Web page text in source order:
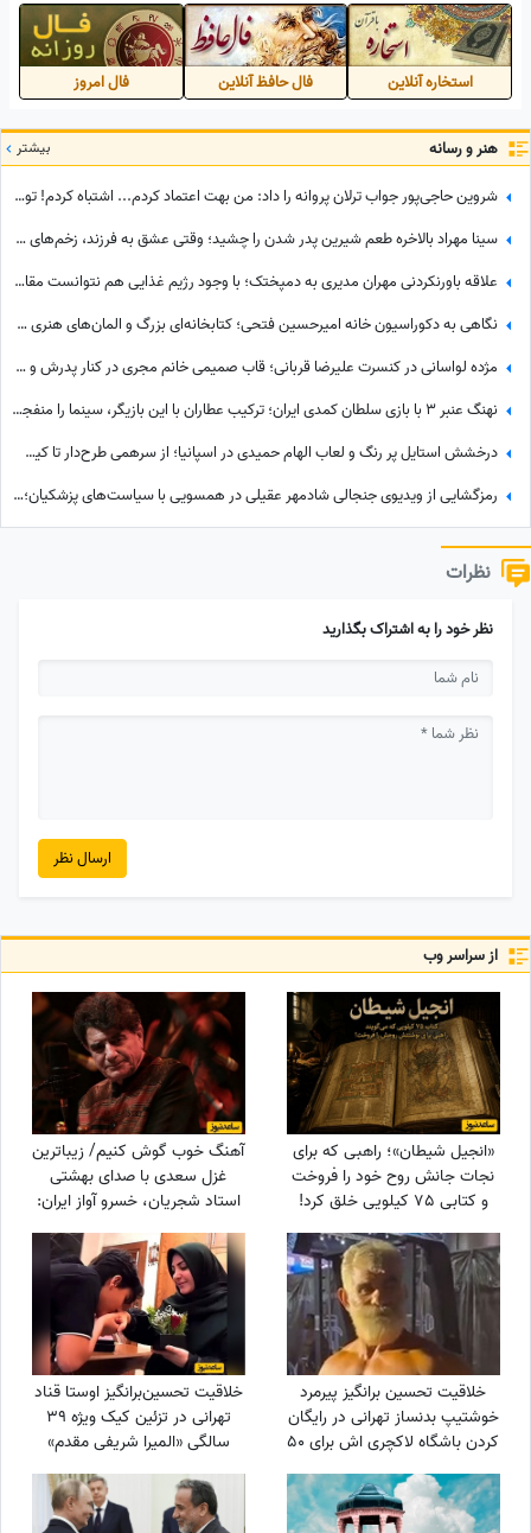
نمیاره؟
استخاره آنلاین فال حافظ آنلاین فال امروز
هنر و رسانه بیشتر
شروین حاجی‌پور جواب ترلان پروانه را داد: من بهت اعتماد کردم... اشتباه کردم! تو برای من آخرین امید بودی...
سینا مهراد بالاخره طعم شیرین پدر شدن را چشید؛ وقتی عشق به فرزند، زخم‌های کهنه را شست و در نهایت همان چیزی نصیبش شد که مردها از زندگی می‌خواهند!
علاقه باورنکردنی مهران مدیری به دمپختک؛ با وجود رژیم غذایی هم نتوانست مقاومت کند! + ویدئو
نگاهی به دکوراسیون خانه امیرحسین فتحی؛ کتابخانه‌ای بزرگ و المان‌های هنری که همه را غافلگیر کرد/ بیخود نیست بهش میگن آقازاده سینمای ایران
مژده لواسانی در کنسرت علیرضا قربانی؛ قاب صمیمی خانم مجری در کنار پدرش و خواننده محبوب
نهنگ عنبر 3 با بازی سلطان کمدی ایران؛ ترکیب عطاران با این بازیگر، سینما را منفجر می‌کند / جایگزین مهناز افشار کیست؟
درخشش استایل پر رنگ و لعاب الهام حمیدی در اسپانیا؛ از سرهمی طرح‌دار تا کیف لویی ویتون که با دیدنش چشماتون اکلیلی میشه+عکس
رمزگشایی از ویدیوی جنجالی شادمهر عقیلی در همسویی با سیاست‌های پزشکیان؛ آیا «گل یاس» بلیت برگشت به خانه است؟
نظرات
نظر خود را به اشتراک بگذارید
ارسال نظر
از سراسر وب
«انجیل شیطان»؛ راهبی که برای
نجات جانش روح خود را فروخت
و کتابی 75 کیلویی خلق کرد!
آهنگ خوب گوش کنیم/ زیباترین
غزل سعدی با صدای بهشتی
استاد شجریان، خسرو آواز ایران:
چنان در قید مهرت پای بندم که
گویی آهوی...
خلاقیت تحسین برانگیز پیرمرد
خوشتیپ بدنساز تهرانی در رایگان
کردن باشگاه لاکچری اش برای 50
سال به بالا حماسه آفرید +فیلم/
عجب استایلی داری آقا محتشم
خودت یک پا هادی چوپان هستی
خلاقیت تحسین‌برانگیز اوستا قناد
تهرانی در تزئین کیک ویژه 39
سالگی «المیرا شریفی مقدم»
حماسه آفرید/ آقا واگعیه یا